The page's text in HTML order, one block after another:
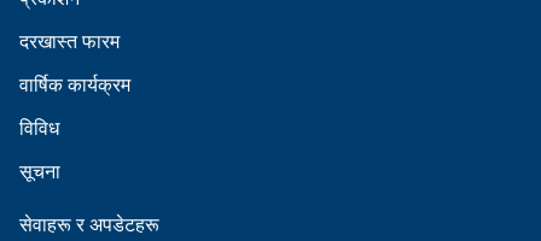
दरखास्त फारम
वार्षिक कार्यक्रम
विविध
सूचना
सेवाहरू र अपडेटहरू